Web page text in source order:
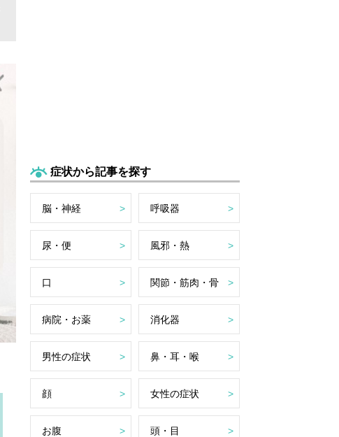
症状から記事を探す
脳・神経 呼吸器
尿・便 風邪・熱
口 関節・筋肉・骨
病院・お薬 消化器
男性の症状 鼻・耳・喉
顔 女性の症状
お腹 頭・目